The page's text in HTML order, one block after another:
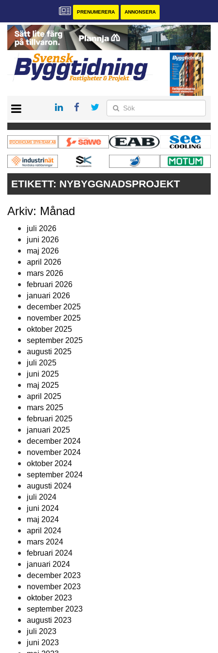
PRENUMERERA ANNONSERA
PRENUMERERA
VÅRA ANDRA MAGASIN
ANNONSERA
KONTAKT
ETIKETT: NYBYGGNADSPROJEKT
Arkiv: Månad
juli 2026
juni 2026
maj 2026
april 2026
mars 2026
februari 2026
januari 2026
december 2025
november 2025
oktober 2025
september 2025
augusti 2025
juli 2025
juni 2025
maj 2025
april 2025
mars 2025
februari 2025
januari 2025
december 2024
november 2024
oktober 2024
september 2024
augusti 2024
juli 2024
juni 2024
maj 2024
april 2024
mars 2024
februari 2024
januari 2024
december 2023
november 2023
oktober 2023
september 2023
augusti 2023
juli 2023
juni 2023